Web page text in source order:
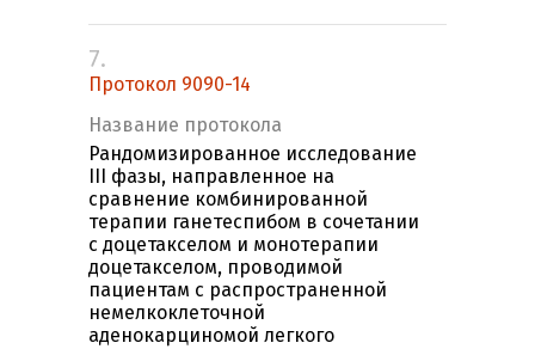
7.
Протокол 9090-14
Название протокола
Рандомизированное исследование
III фазы, направленное на
сравнение комбинированной
терапии ганетеспибом в сочетании
с доцетакселом и монотерапии
доцетакселом, проводимой
пациентам с распространенной
немелкоклеточной
аденокарциномой легкого